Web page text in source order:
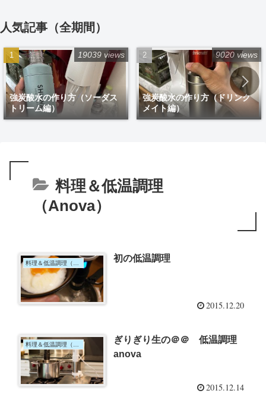
人気記事（全期間）
強炭酸水の作り方（ソーダス
トリーム編）
19039 views
強炭酸水の作り方（ドリンク
メイト編）
9020 views
料理＆低温調理
（Anova）
初の低温調理
2015.12.20
料理＆低温調理（Anova）
ぎりぎり生の＠＠ 低温調理
anova
2015.12.14